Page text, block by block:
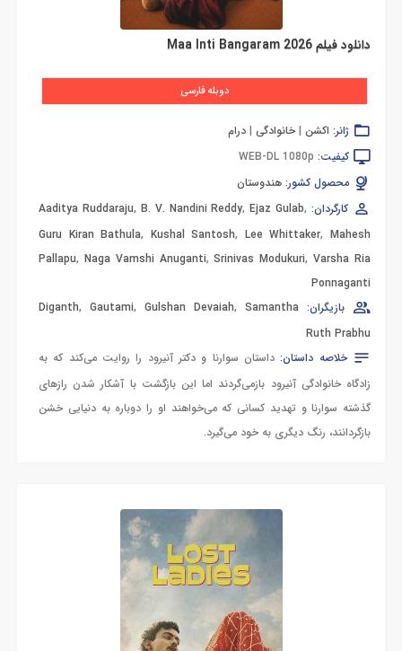
دانلود فیلم Maa Inti Bangaram 2026
دوبله فارسی
ژانر: اکشن | خانوادگی | درام
کیفیت: WEB-DL 1080p
محصول کشور: هندوستان
کارگردان:
Aaditya Ruddaraju, B. V. Nandini Reddy,Ejaz Gulab,
Guru Kiran Bathula, Kushal Santosh, Lee Whittaker,Mahesh
Pallapu, Naga Vamshi Anuganti,Srinivas Modukuri,Varsha Ria
Ponnaganti
بازیگران:
Diganth, Gautami, Gulshan Devaiah, Samantha
Ruth Prabhu
خلاصه داستان: داستان سوارنا و دکتر آنیرود را روایت می‌کند که به
زادگاه خانوادگی آنیرود بازمی‌گردند اما این بازگشت با آشکار شدن رازهای
گذشته سوارنا و تهدید کسانی که می‌خواهند او را دوباره به دنیایی خشن
بازگردانند، رنگ دیگری به خود می‌گیرد.